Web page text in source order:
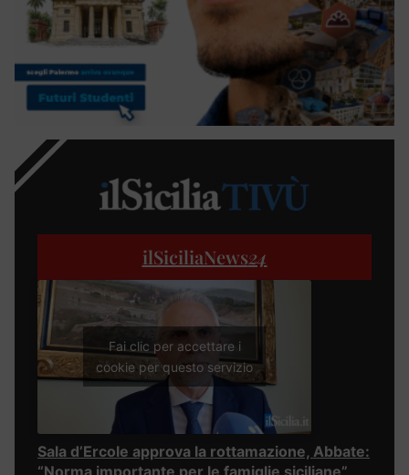
ilSiciliaNews24
Fai clic per accettare i
cookie per questo servizio
Sala d’Ercole approva la rottamazione, Abbate:
“Norma importante per le famiglie siciliane”